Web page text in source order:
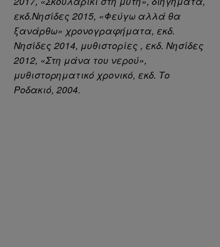
εκδ.Νησίδες 2015, «Φεύγω αλλά θα
ξανάρθω» χρονογραφήματα, εκδ.
Νησίδες 2014, μυθιστορίες , εκδ. Νησίδες
2012, «Στη μάνα του νερού»,
μυθιστορηματικό χρονικό, εκδ. Το
Ροδακιό, 2004.